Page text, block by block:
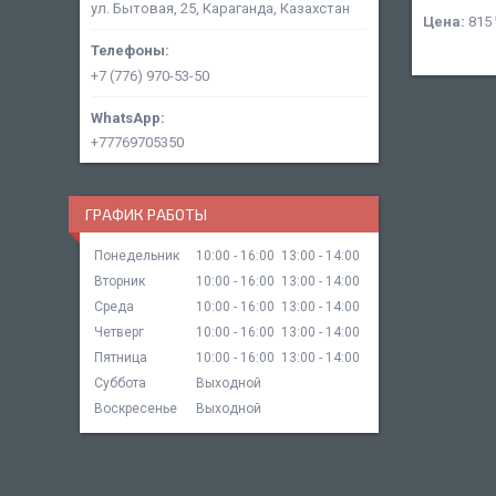
Цена: 815
ул. Бытовая, 25, Караганда, Казахстан
+7 (776) 970-53-50
+77769705350
ГРАФИК РАБОТЫ
Понедельник 10:00 16:00 13:00
14:00
Вторник
10:00 16:00 13:00
14:00
Среда
10:00 16:00 13:00
14:00
Четверг
10:00 16:00 13:00
14:00
Пятница
10:00 16:00 13:00
14:00
Суббота
Выходной
Воскресенье
Выходной